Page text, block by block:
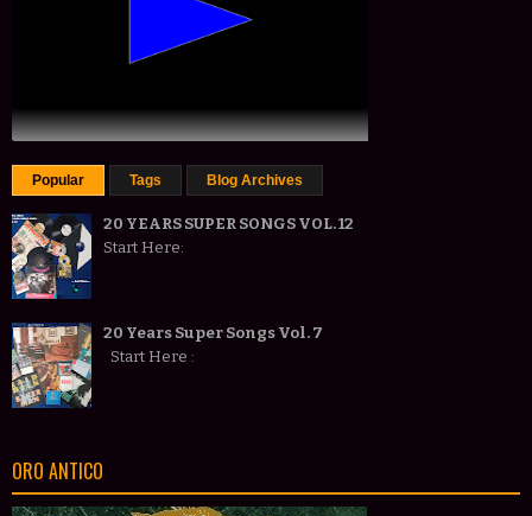
Popular Tags Blog Archives
20 YEARS SUPER SONGS VOL. 12
Start Here:
20 Years Super Songs Vol. 7
Start Here :
ORO ANTICO